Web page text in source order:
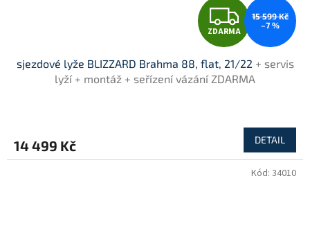
Z
D
A
M
A
ZDARMA
15 599 Kč
–7 %
sjezdové lyže BLIZZARD Brahma 88, flat, 21/22 + servis
lyží + montáž + seřízení vázání ZDARMA
14 499 Kč DETAIL
Kód: 34010